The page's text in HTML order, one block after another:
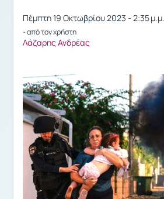
Πέμπτη 19 Οκτωβρίου 2023 - 2:35 μ.μ.
- από τον χρήστη
Λάζαρης Ανδρέας